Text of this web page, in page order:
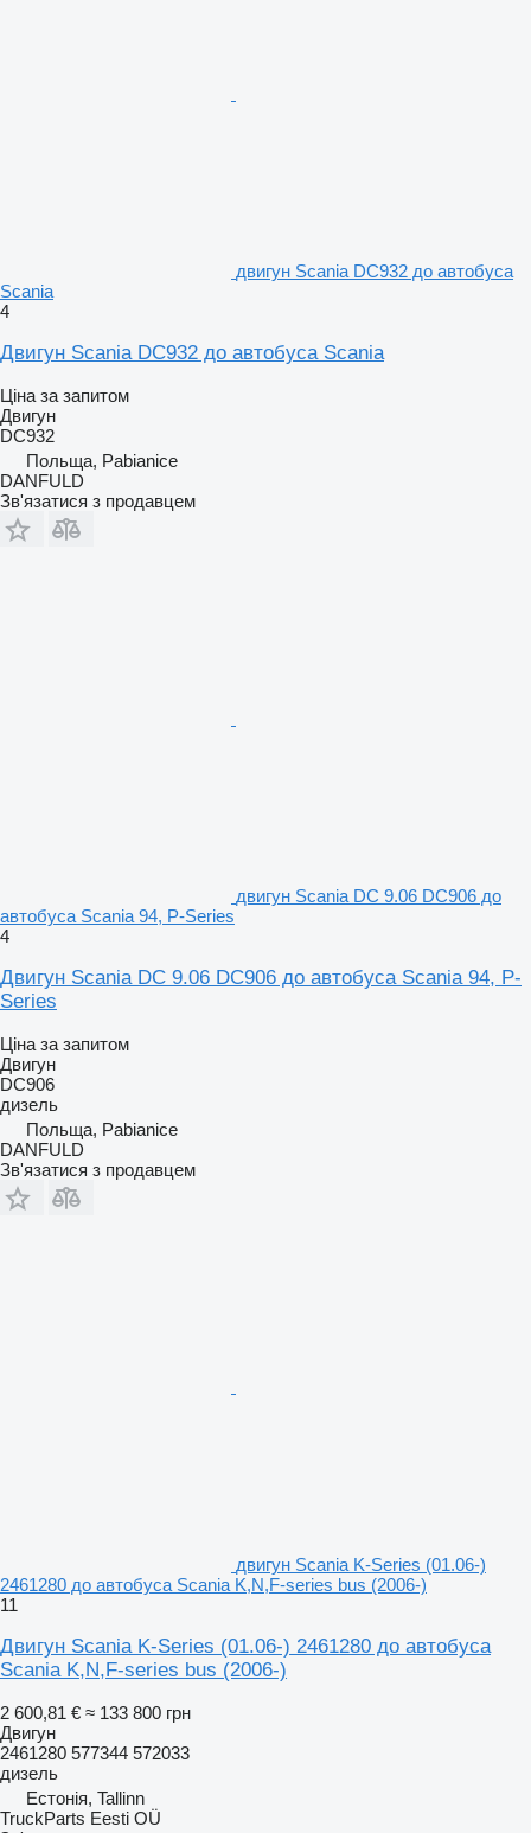
двигун Scania DC932 до автобуса
Scania
4
Двигун Scania DC932 до автобуса Scania
Ціна за запитом
Двигун
DC932
Польща, Pabianice
DANFULD
Зв'язатися з продавцем
двигун Scania DC 9.06 DC906 до
автобуса Scania 94, P-Series
4
Двигун Scania DC 9.06 DC906 до автобуса Scania 94, P-
Series
Ціна за запитом
Двигун
DC906
дизель
Польща, Pabianice
DANFULD
Зв'язатися з продавцем
двигун Scania K-Series (01.06-)
2461280 до автобуса Scania K,N,F-series bus (2006-)
11
Двигун Scania K-Series (01.06-) 2461280 до автобуса
Scania K,N,F-series bus (2006-)
2 600,81 € ≈ 133 800 грн
Двигун
2461280 577344 572033
дизель
Естонія, Tallinn
TruckParts Eesti OÜ